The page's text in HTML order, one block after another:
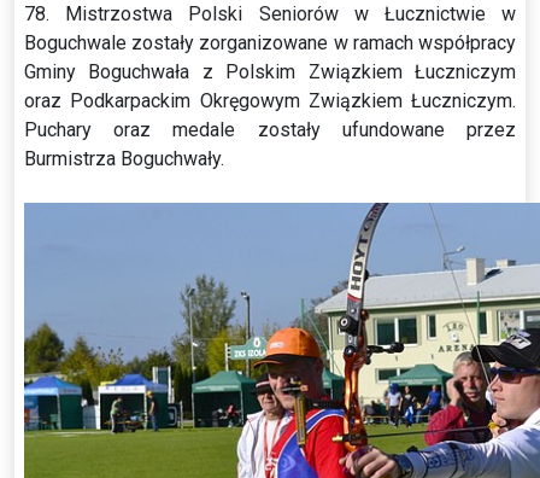
78. Mistrzostwa Polski Seniorów w Łucznictwie w
Boguchwale zostały zorganizowane w ramach współpracy
Gminy Boguchwała z Polskim Związkiem Łuczniczym
oraz Podkarpackim Okręgowym Związkiem Łuczniczym.
Puchary oraz medale zostały ufundowane przez
Burmistrza Boguchwały.